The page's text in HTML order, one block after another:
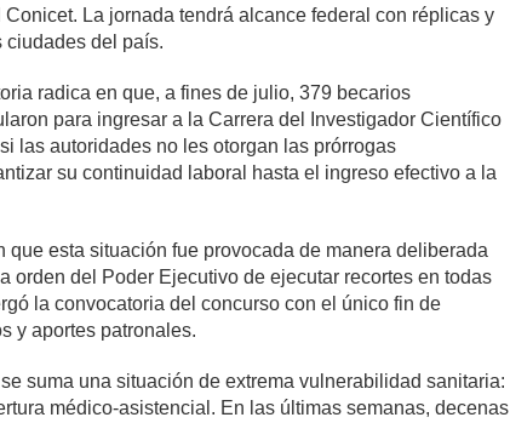
La jornada tendrá alcance federal con réplicas y
del país.
radica en que, a fines de julio, 379 becarios
para ingresar a la Carrera del Investigador Científico
las autoridades no les otorgan las prórrogas
su continuidad laboral hasta el ingreso efectivo a la
que esta situación fue provocada de manera deliberada
orden del Poder Ejecutivo de ejecutar recortes en todas
la convocatoria del concurso con el único fin de
y aportes patronales.
suma una situación de extrema vulnerabilidad sanitaria:
médico-asistencial. En las últimas semanas, decenas